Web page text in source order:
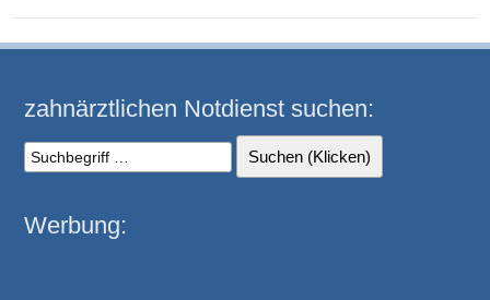
zahnärztlichen Notdienst suchen:
Werbung: